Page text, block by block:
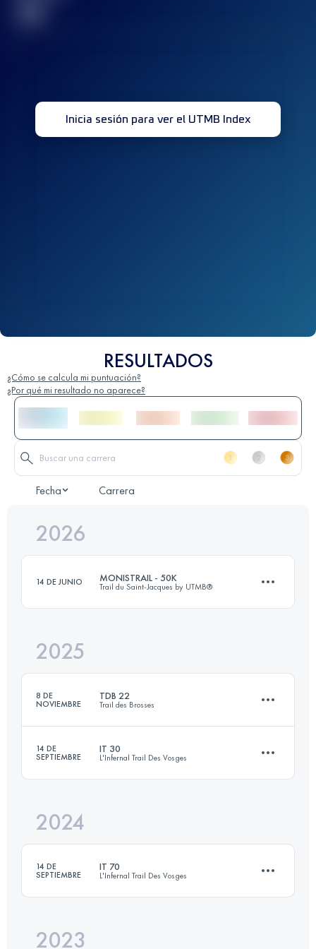
Inicia sesión para ver el UTMB Index
RESULTADOS
¿Cómo se calcula mi puntuación?
¿Por qué mi resultado no aparece?
Fecha Carrera
2026
14 DE JUNIO MONISTRAIL - 50K
Trail du Saint-Jacques by UTMB®
Inicia sesión para ver el UTMB Index
2025
8 DE
NOVIEMBRE
TDB 22
Trail des Brosses
Inicia sesión para ver el UTMB Index
14 DE
SEPTIEMBRE
IT 30
L'Infernal Trail Des Vosges
Inicia sesión para ver el UTMB Index
2024
14 DE
SEPTIEMBRE
IT 70
L'Infernal Trail Des Vosges
2023